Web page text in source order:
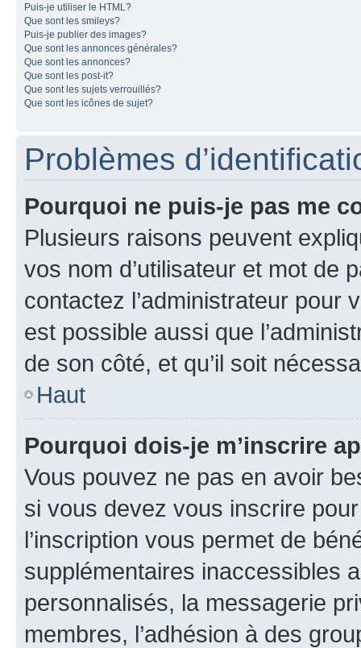
Puis-je utiliser le HTML?
Que sont les smileys?
Puis-je publier des images?
Que sont les annonces générales?
Que sont les annonces?
Que sont les post-it?
Que sont les sujets verrouillés?
Que sont les icônes de sujet?
Problèmes
Pourquoi ne puis-je pas me
Plusieurs raisons peuvent
vos nom d’utilisateur et mot de
contactez l’administrateur pour
est possible aussi que
de son côté, et qu’il soit
Haut
Pourquoi dois-je m’inscrire
Vous pouvez ne pas en avoir
si vous devez vous inscrire
l’inscription vous permet de
supplémentaires inaccessibles
personnalisés, la messagerie
membres, l’adhésion à des